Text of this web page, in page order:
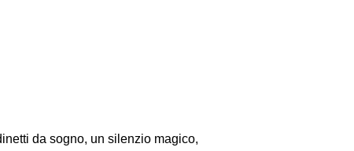
da sogno, un silenzio magico,